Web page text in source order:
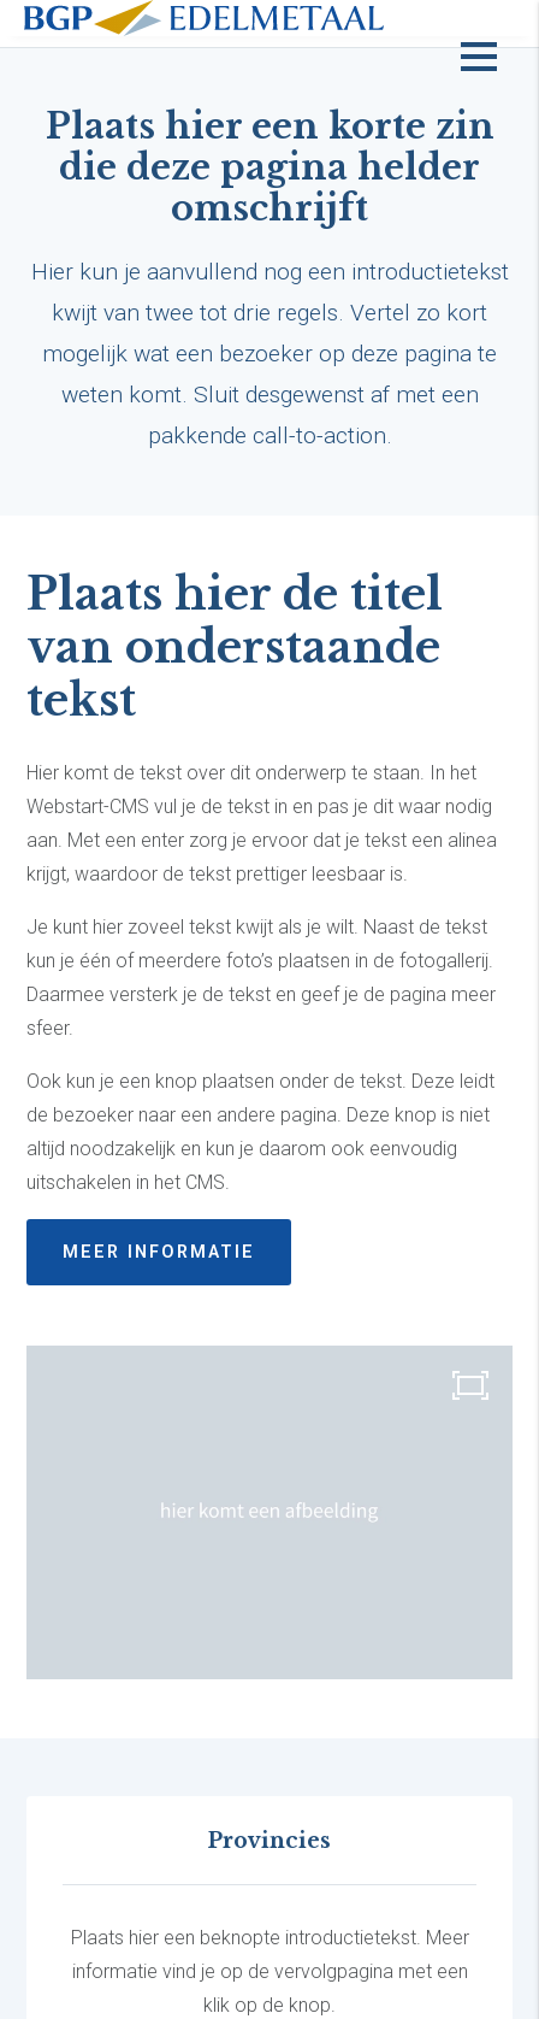
Inleverpunt zoeken
Plaats hier een korte zin
die deze pagina helder
omschrijft
Hier kun je aanvullend nog een introductietekst
kwijt van twee tot drie regels. Vertel zo kort
mogelijk wat een bezoeker op deze pagina te
weten komt. Sluit desgewenst af met een
pakkende call-to-action.
Plaats hier de titel
van onderstaande
tekst
Hier komt de tekst over dit onderwerp te staan. In het
Webstart-CMS vul je de tekst in en pas je dit waar nodig
aan. Met een enter zorg je ervoor dat je tekst een alinea
krijgt, waardoor de tekst prettiger leesbaar is.
Je kunt hier zoveel tekst kwijt als je wilt. Naast de tekst
kun je één of meerdere foto’s plaatsen in de fotogallerij.
Daarmee versterk je de tekst en geef je de pagina meer
sfeer.
Ook kun je een knop plaatsen onder de tekst. Deze leidt
de bezoeker naar een andere pagina. Deze knop is niet
altijd noodzakelijk en kun je daarom ook eenvoudig
uitschakelen in het CMS.
MEER INFORMATIE
Provincies
Plaats hier een beknopte introductietekst. Meer
informatie vind je op de vervolgpagina met een
klik op de knop.